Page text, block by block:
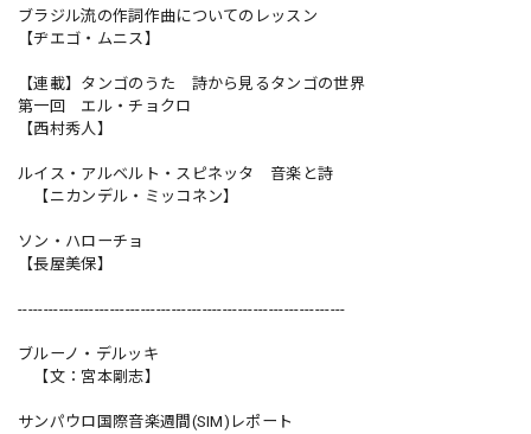
ブラジル流の作詞作曲についてのレッスン
【ヂエゴ・ムニス】
【連載】タンゴのうた 詩から見るタンゴの世界
第一回 エル・チョクロ
【西村秀人】
ルイス・アルベルト・スピネッタ 音楽と詩
【ニカンデル・ミッコネン】
ソン・ハローチョ
【長屋美保】
----------------------------------------------------------------
ブルーノ・デルッキ
【文：宮本剛志】
サンパウロ国際音楽週間(SIM)レポート